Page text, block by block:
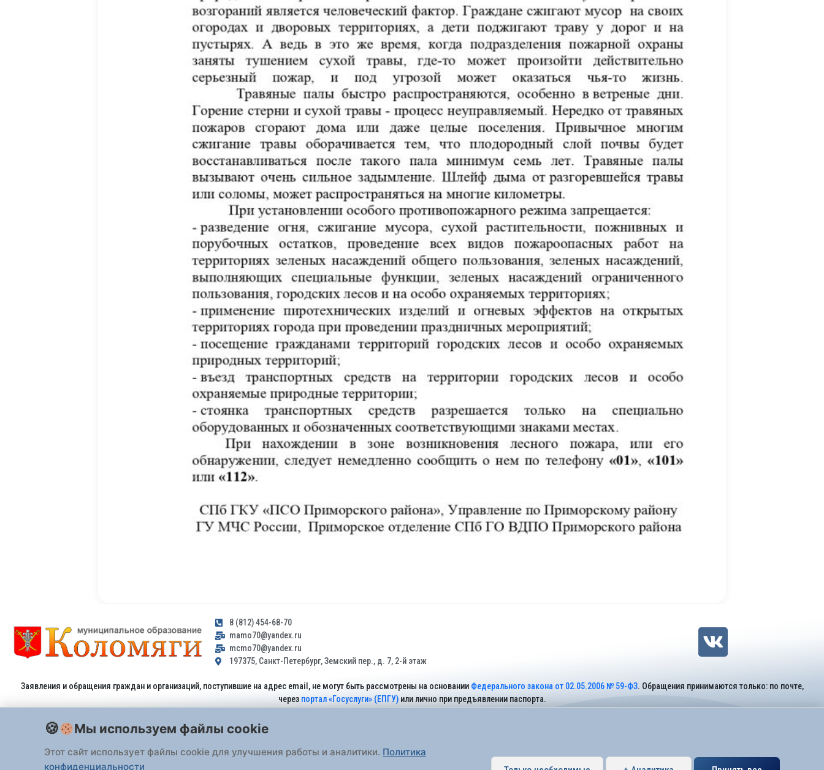
8 (812) 454-68-70
mamo70@yandex.ru
mcmo70@yandex.ru
197375, Санкт-Петербург, Земский пер., д. 7, 2-й этаж
Заявления и обращения граждан и организаций, поступившие на адрес email, не могут быть рассмотрены на основании Федерального закона от 02.05.2006 № 59-ФЗ. Обращения принимаются только: по почте,
через портал «Госуслуги» (ЕПГУ)или лично при предъявлении паспорта.
Мы используем файлы cookie
Этот сайт использует файлы cookie для улучшения работы и аналитики. Политика
конфиденциальности